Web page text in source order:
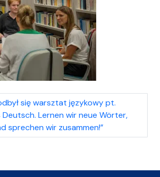
się warsztat językowy pt.
Deutsch. Lernen wir neue Wörter,
sprechen wir zusammen!”